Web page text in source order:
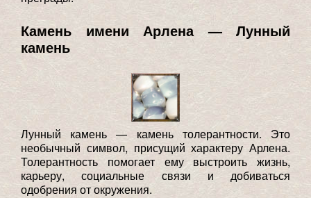
Камень имени Арлена — Лунный
камень
Лунный камень — камень толерантности. Это
необычный символ, присущий характеру Арлена.
Толерантность помогает ему выстроить жизнь,
карьеру, социальные связи и добиваться
одобрения от окружения.